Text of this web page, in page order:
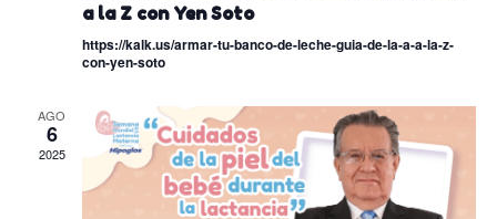
a la Z con Yen Soto
https://kalk.us/armar-tu-banco-de-leche-guia-de-la-a-a-la-z-
con-yen-soto
AGO
6
2025